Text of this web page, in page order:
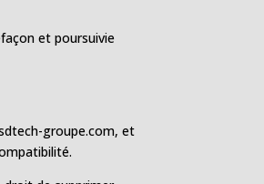
et poursuivie
groupe.com, et